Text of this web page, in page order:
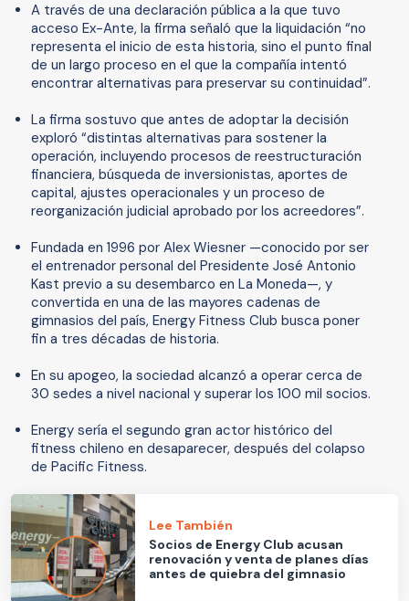
A través de una declaración pública a la que tuvo
acceso Ex-Ante, la firma señaló que la liquidación “no
representa el inicio de esta historia, sino el punto final
de un largo proceso en el que la compañía intentó
encontrar alternativas para preservar su continuidad”.
La firma sostuvo que antes de adoptar la decisión
exploró “distintas alternativas para sostener la
operación, incluyendo procesos de reestructuración
financiera, búsqueda de inversionistas, aportes de
capital, ajustes operacionales y un proceso de
reorganización judicial aprobado por los acreedores”.
Fundada en 1996 por Alex Wiesner —conocido por ser
el entrenador personal del Presidente José Antonio
Kast previo a su desembarco en La Moneda—, y
convertida en una de las mayores cadenas de
gimnasios del país, Energy Fitness Club busca poner
fin a tres décadas de historia.
En su apogeo, la sociedad alcanzó a operar cerca de
30 sedes a nivel nacional y superar los 100 mil socios.
Energy sería el segundo gran actor histórico del
fitness chileno en desaparecer, después del colapso
de Pacific Fitness.
Lee También
Socios de Energy Club acusan
renovación y venta de planes días
antes de quiebra del gimnasio